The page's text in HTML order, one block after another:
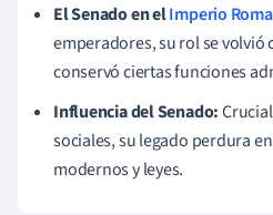
El Senado en elImperio
emperadores, su rol se
conservó ciertas funciones
Influencia del Senado:
sociales, su legado perdura
modernos y leyes.